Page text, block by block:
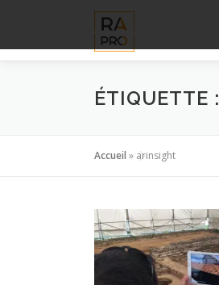
contenu
ÉTIQUETTE :
Accueil » arinsight